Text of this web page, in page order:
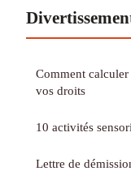
Comment
vos droits
10 activités
Lettre de